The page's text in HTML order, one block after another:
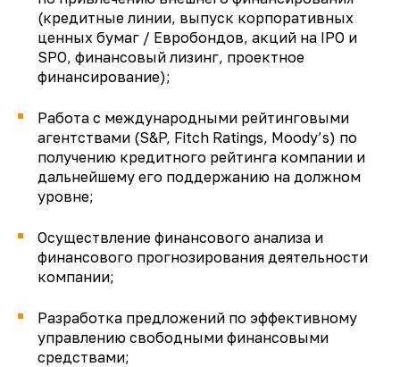
(кредитные линии, выпуск корпоративных
ценных бумаг / Евробондов, акций на IPO и
SPO, финансовый лизинг, проектное
финансирование);
Работа с международными рейтинговыми
агентствами (S&P, Fitch Ratings, Moody’s) по
получению кредитного рейтинга компании и
дальнейшему его поддержанию на должном
уровне;
Осуществление финансового анализа и
финансового прогнозирования деятельности
компании;
Разработка предложений по эффективному
управлению свободными финансовыми
средствами;